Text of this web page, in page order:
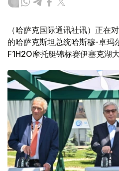
（哈萨克国际通讯社讯）正在
的哈萨克斯坦总统哈斯穆-卓玛
F1H2O摩托艇锦标赛伊塞克湖